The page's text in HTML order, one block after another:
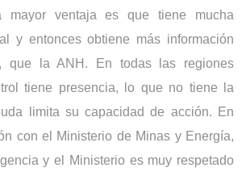
mayor ventaja es que tiene mucha
y entonces obtiene más información
que la ANH. En todas las regiones
tiene presencia, lo que no tiene la
limita su capacidad de acción. En
con el Ministerio de Minas y Energía,
y el Ministerio es muy respetado